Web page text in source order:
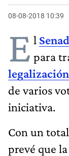
08-08-2018 10:39
E l
para
de varios
iniciativa.
Con un
prevé que